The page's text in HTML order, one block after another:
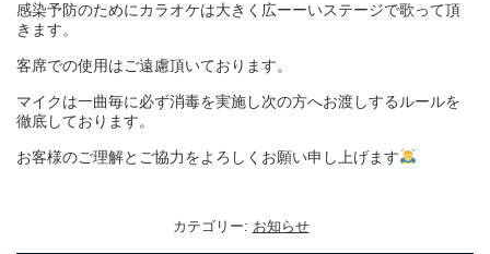
感染予防のためにカラオケは大きく広ーーいステージで歌って頂
きます。
客席での使用はご遠慮頂いております。
マイクは一曲毎に必ず消毒を実施し次の方へお渡しするルールを
徹底しております。
お客様のご理解とご協力をよろしくお願い申し上げます
カテゴリー: お知らせ